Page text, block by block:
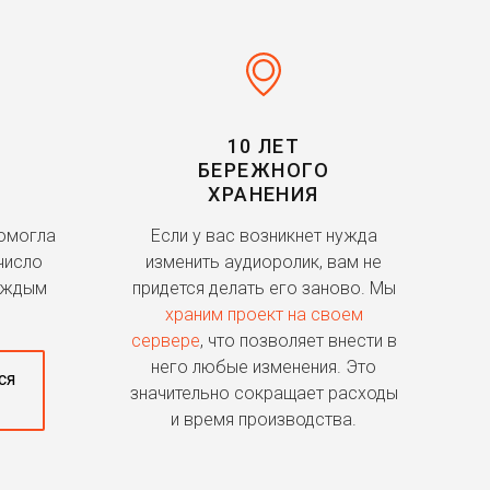
10 ЛЕТ
БЕРЕЖНОГО
ХРАНЕНИЯ
Если у вас возникнет нужда
изменить аудиоролик, вам не
придется делать его заново. Мы
храним проект на своем
сервере, что позволяет внести в
него любые изменения. Это
значительно сокращает расходы
и время производства.